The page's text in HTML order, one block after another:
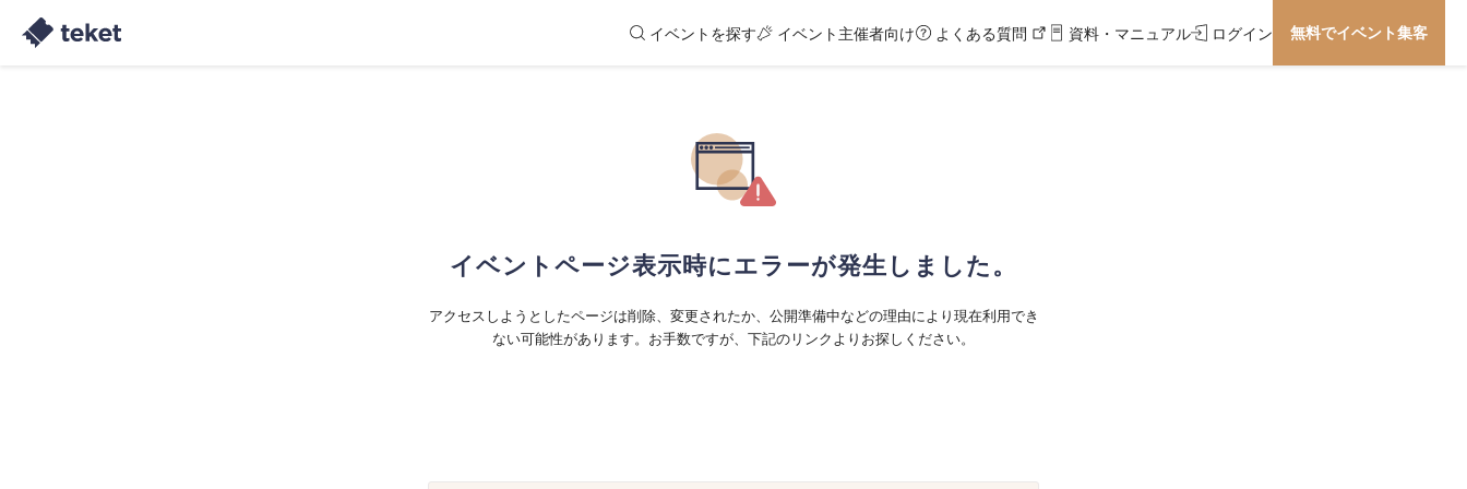
イベントを探す イベント主催者向け よくある質問 資料・マニュアル ログイン 無料でイベント集客
イベントページ表示時にエラーが発生しました。
アクセスしようとしたページは削除、変更されたか、公開準備中などの理由により現在利用でき
ない可能性があります。お手数ですが、下記のリンクよりお探しください。